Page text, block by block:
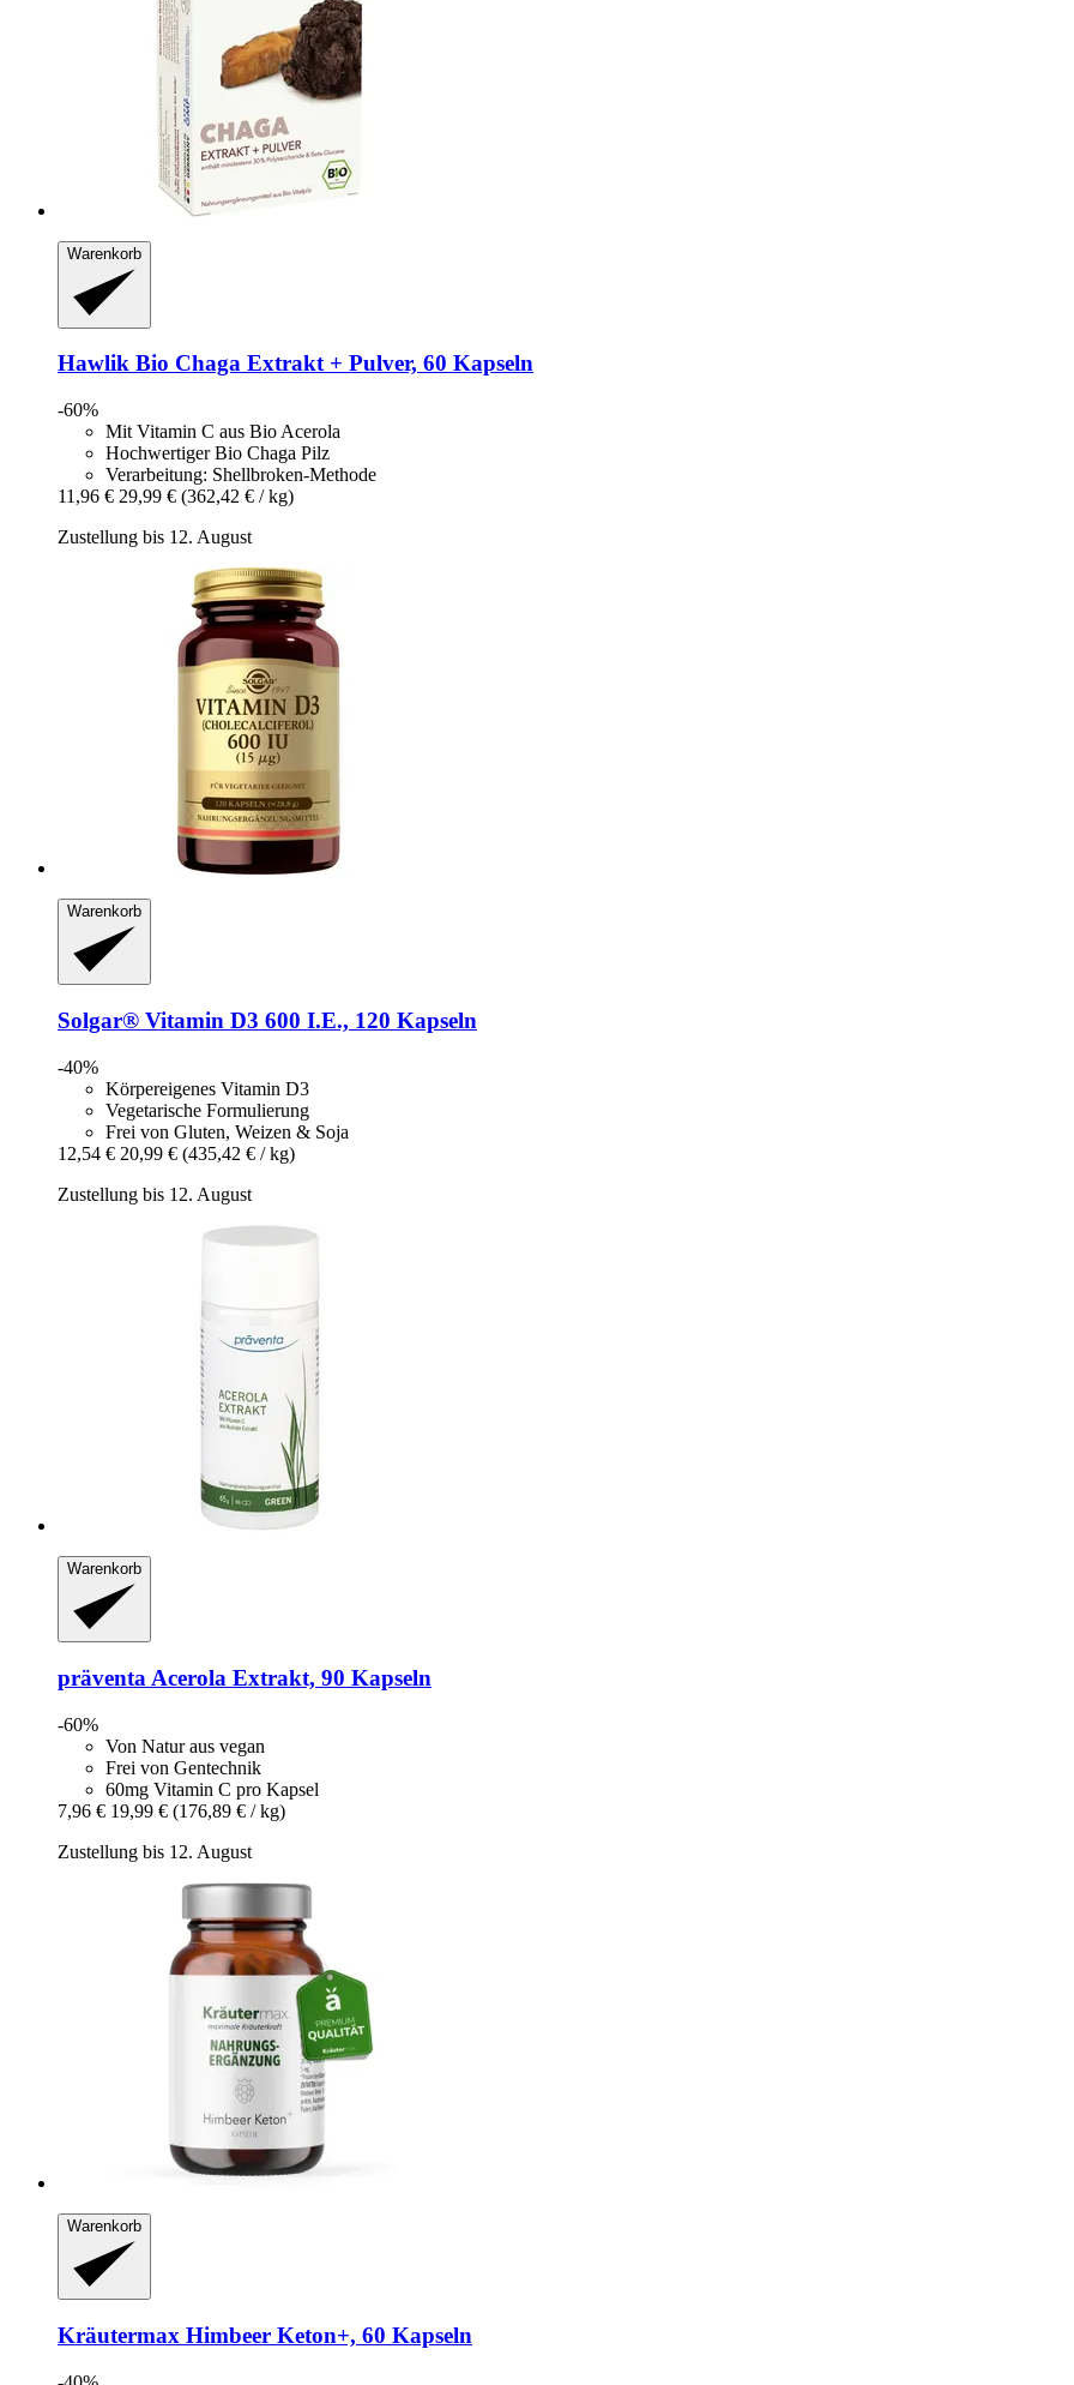
Warenkorb
Hawlik Bio Chaga Extrakt + Pulver, 60 Kapseln
-60%
Mit Vitamin C aus Bio Acerola
Hochwertiger Bio Chaga Pilz
Verarbeitung: Shellbroken-Methode
11,96 € 29,99 € (362,42 € / kg)
Zustellung bis 12. August
Warenkorb
Solgar® Vitamin D3 600 I.E., 120 Kapseln
-40%
Körpereigenes Vitamin D3
Vegetarische Formulierung
Frei von Gluten, Weizen & Soja
12,54 € 20,99 € (435,42 € / kg)
Zustellung bis 12. August
Warenkorb
präventa Acerola Extrakt, 90 Kapseln
-60%
Von Natur aus vegan
Frei von Gentechnik
60mg Vitamin C pro Kapsel
7,96 € 19,99 € (176,89 € / kg)
Zustellung bis 12. August
Warenkorb
Kräutermax Himbeer Keton+, 60 Kapseln